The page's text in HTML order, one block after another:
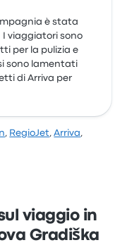
è stata
I viaggiatori sono
per la pulizia e
sono lamentati
di Arriva per
, RegioJet,Arriva,
viaggio in
Gradiška